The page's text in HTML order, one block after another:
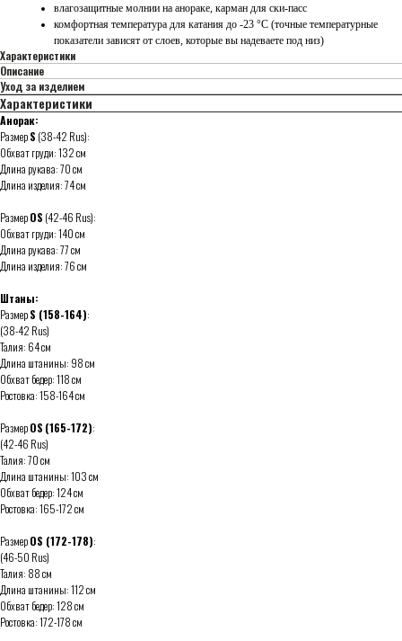
влагозащитные молнии на анораке, карман для ски-пасс
комфортная температура для катания до -23 °C (точные температурные
показатели зависят от слоев, которые вы надеваете под низ)
Характеристики
Описание
Уход за изделием
Характеристики
Анорак:
РазмерS (38-42 Rus):
Обхват груди: 132 см
Длина рукава: 70 см
Длина изделия: 74 см
РазмерOS (42-46 Rus):
Обхват груди: 140 см
Длина рукава: 77 см
Длина изделия: 76 см
Штаны:
РазмерS (158-164):
(38-42 Rus)
Талия: 64 см
Длина штанины: 98 см
Обхват бедер: 118 см
Ростовка: 158-164 см
РазмерOS (165-172):
(42-46 Rus)
Талия: 70 см
Длина штанины: 103 см
Обхват бедер: 124 см
Ростовка: 165-172 см
РазмерOS (172-178):
(46-50 Rus)
Талия: 88 см
Длина штанины: 112 см
Обхват бедер: 128 см
Ростовка: 172-178 см